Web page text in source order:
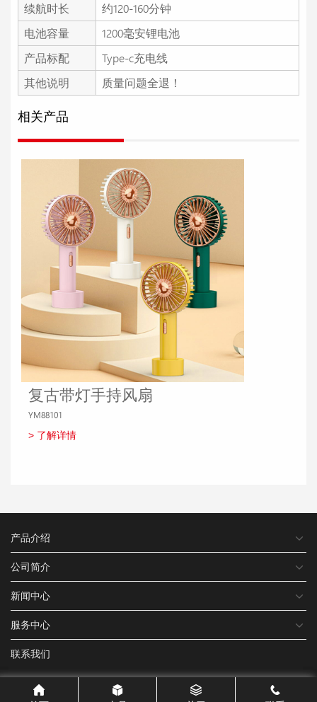
续航时长
约120-160分钟
电池容量
1200毫安锂电池
产品标配
Type-c充电线
其他说明
质量问题全退！
相关产品
复古带灯手持风扇
YM88101
> 了解详情
产品介绍
公司简介
新闻中心
服务中心
联系我们